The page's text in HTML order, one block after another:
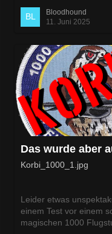
Bloodhound
11. Juni 2025
Das wurde aber
Korbi_1000_1.jpg
Leider etwas
einem Test vor einem
magischen 1000